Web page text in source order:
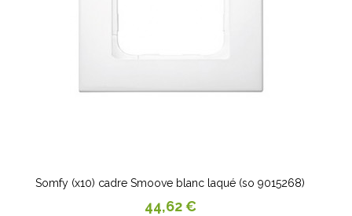
Somfy (x10) cadre Smoove blanc laqué (so 9015268)
Prix
44,62 €